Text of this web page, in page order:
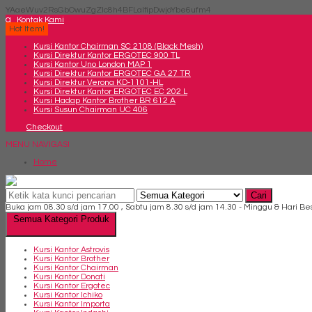
YAaeWuv2RsGbOwuZgZlc8h4BFLalfipDwjoYbe6ufm4
q
Kontak Kami
Hot Item!
Kursi Kantor Chairman SC 2108 (Black Mesh)
Kursi Direktur Kantor ERGOTEC 900 TL
Kursi Kantor Uno London MAP 1
Kursi Direktur Kantor ERGOTEC GA 27 TR
Kursi Direktur Verona KD-1101-HL
Kursi Direktur Kantor ERGOTEC EC 202 L
Kursi Hadap Kantor Brother BR 612 A
Kursi Susun Chairman UC 406
Checkout
MENU NAVIGASI
Home
Cari
Buka jam 08.30 s/d jam 17.00 , Sabtu jam 8.30 s/d jam 14.30 - Minggu & Hari
Semua Kategori Produk
Kursi Kantor Astrovis
Kursi Kantor Brother
Kursi Kantor Chairman
Kursi Kantor Donati
Kursi Kantor Ergotec
Kursi Kantor Ichiko
Kursi Kantor Importa